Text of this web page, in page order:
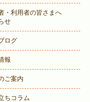
・利用者の皆さまへ
せ
ログ
報
ご案内
ちコラム